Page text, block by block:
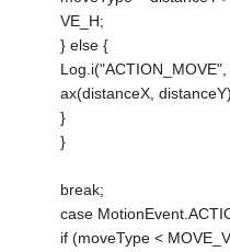
VE_H;
} else {
ax(distanceX,
}
}
break;
case
if (moveType <